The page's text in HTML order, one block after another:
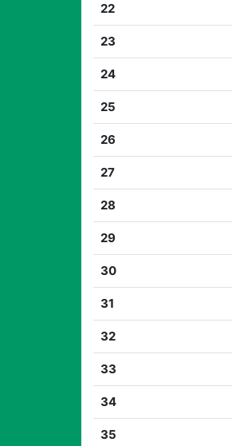
22
23
24
25
26
27
28
29
30
31
32
33
34
35